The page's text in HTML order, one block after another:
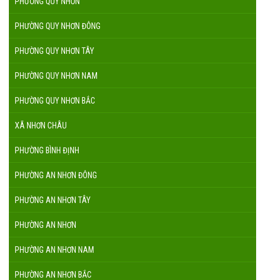
PHƯỜNG QUY NHƠN ĐÔNG
PHƯỜNG QUY NHƠN TÂY
PHƯỜNG QUY NHƠN NAM
PHƯỜNG QUY NHƠN BẮC
XÃ NHƠN CHÂU
PHƯỜNG BÌNH ĐỊNH
PHƯỜNG AN NHƠN ĐÔNG
PHƯỜNG AN NHƠN TÂY
PHƯỜNG AN NHƠN
PHƯỜNG AN NHƠN NAM
PHƯỜNG AN NHƠN BẮC